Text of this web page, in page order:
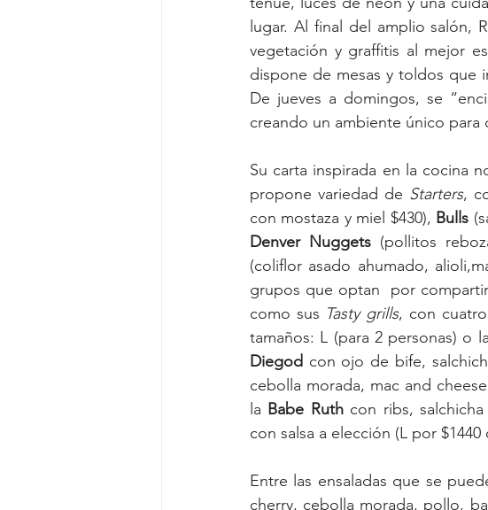
lugar. Al final del amplio salón,
vegetación y graffitis al mejor
dispone de mesas y toldos que
De jueves a domingos, se
creando un ambiente único
Su carta inspirada en la cocina
propone variedad de Starters,
con mostaza y miel $430), Bulls
Denver Nuggets (pollitos
(coliflor asado ahumado,
grupos que optan  por
como sus Tasty grills, con
Diegod con ojo de bife,
cebolla morada, mac and
la Babe Ruth con ribs,
con salsa a elección (L por $1440
Entre las ensaladas que se
cherry, cebolla morada, pollo,